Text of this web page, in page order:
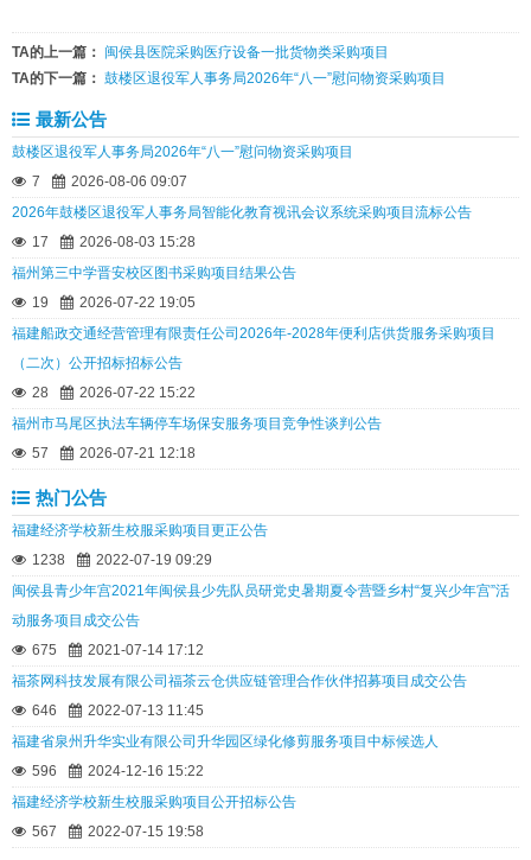
TA的上一篇： 闽侯县医院采购医疗设备一批货物类采购项目
TA的下一篇： 鼓楼区退役军人事务局2026年“八一”慰问物资采购项目
最新公告
鼓楼区退役军人事务局2026年“八一”慰问物资采购项目
7
2026-08-06 09:07
2026年鼓楼区退役军人事务局智能化教育视讯会议系统采购项目流标公告
17
2026-08-03 15:28
福州第三中学晋安校区图书采购项目结果公告
19
2026-07-22 19:05
福建船政交通经营管理有限责任公司2026年-2028年便利店供货服务采购项目
（二次）公开招标招标公告
28
2026-07-22 15:22
福州市马尾区执法车辆停车场保安服务项目竞争性谈判公告
57
2026-07-21 12:18
热门公告
福建经济学校新生校服采购项目更正公告
1238
2022-07-19 09:29
闽侯县青少年宫2021年闽侯县少先队员研党史暑期夏令营暨乡村“复兴少年宫”活
动服务项目成交公告
675
2021-07-14 17:12
福茶网科技发展有限公司福茶云仓供应链管理合作伙伴招募项目成交公告
646
2022-07-13 11:45
福建省泉州升华实业有限公司升华园区绿化修剪服务项目中标候选人
596
2024-12-16 15:22
福建经济学校新生校服采购项目公开招标公告
567
2022-07-15 19:58